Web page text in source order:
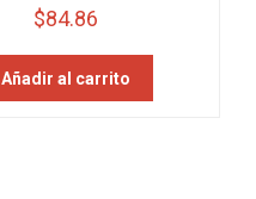
$84.86
Añadir al carrito